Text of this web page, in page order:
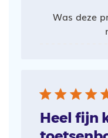
Was deze
Heel fijn